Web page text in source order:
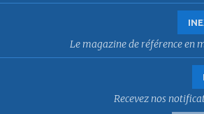
Le magazine de référence en
Recevez nos